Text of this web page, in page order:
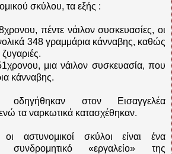
σκύλου, τα εξής :
πέντε νάιλον συσκευασίες, οι
348 γραμμάρια κάνναβης, καθώς
μια νάιλον συσκευασία, που
κάνναβης.
οδηγήθηκαν στον Εισαγγελέα
τα ναρκωτικά κατασχέθηκαν.
οι αστυνομικοί σκύλοι είναι ένα
συνδρομητικό «εργαλείο» της